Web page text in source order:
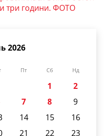
три години. ФОТО
2026
Пт Сб Нд
1
2
7 8
9
14 15
16
21 22
23